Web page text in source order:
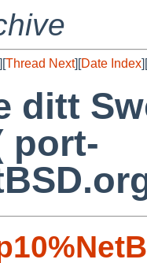
][Thread Next][Date Index][
ditt
port-